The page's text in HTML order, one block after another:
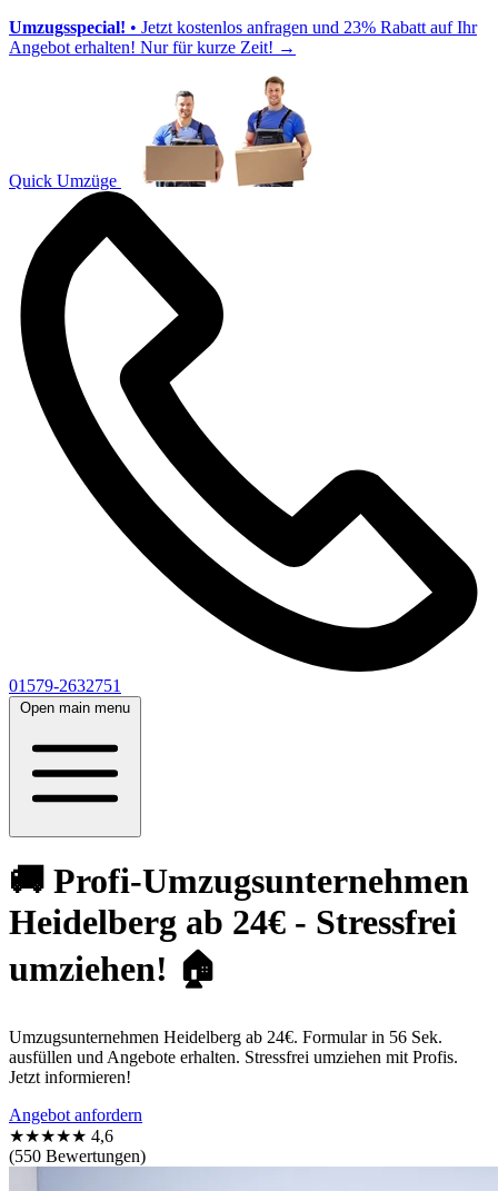
Umzugsspecial! • Jetzt kostenlos anfragen und 23% Rabatt auf Ihr
Angebot erhalten! Nur für kurze Zeit! →
Quick Umzüge
01579-2632751
Open main menu
🚚 Profi-Umzugsunternehmen
Heidelberg ab 24€ - Stressfrei
umziehen! 🏠
Umzugsunternehmen Heidelberg ab 24€. Formular in 56 Sek.
ausfüllen und Angebote erhalten. Stressfrei umziehen mit Profis.
Jetzt informieren!
Angebot anfordern
★★★★★ 4,6
(550 Bewertungen)